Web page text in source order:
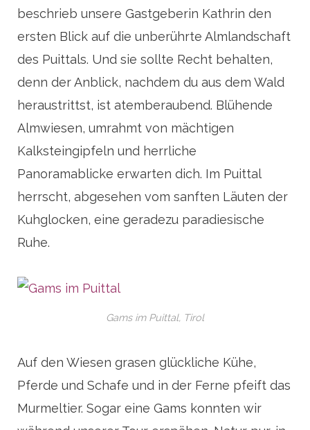
beschrieb unsere Gastgeberin Kathrin den
ersten Blick auf die unberührte Almlandschaft
des Puittals. Und sie sollte Recht behalten,
denn der Anblick, nachdem du aus dem Wald
heraustrittst, ist atemberaubend. Blühende
Almwiesen, umrahmt von mächtigen
Kalksteingipfeln und herrliche
Panoramablicke erwarten dich. Im Puittal
herrscht, abgesehen vom sanften Läuten der
Kuhglocken, eine geradezu paradiesische
Ruhe.
Gams im Puittal, Tirol
Auf den Wiesen grasen glückliche Kühe,
Pferde und Schafe und in der Ferne pfeift das
Murmeltier. Sogar eine Gams konnten wir